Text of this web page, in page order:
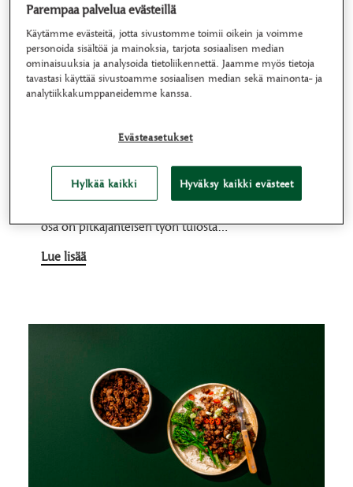
Kevyt nauta-hernejauhiksen
tuotekehitystyö ja visio parhaista
Kai Meyer ja Kristiina Niemi Pieni osa
uutuustuotteista syntyy sattumalta, mutta suurin
osa on pitkäjänteisen työn tulosta…
Lue lisää
Parempaa palvelua evästeillä
Käytämme evästeitä, jotta sivustomme toimii oikein ja voimme
personoida sisältöä ja mainoksia, tarjota sosiaalisen median
ominaisuuksia ja analysoida tietoliikennettä. Jaamme myös tietoja
tavastasi käyttää sivustoamme sosiaalisen median sekä mainonta- ja
analytiikkakumppaneidemme kanssa.
Evästeasetukset
Hylkää kaikki Hyväksy kaikki evästeet